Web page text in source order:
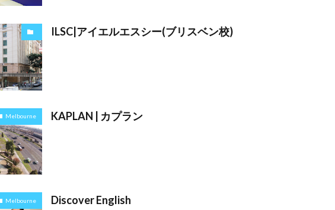
ILSC|アイエルエスシー(ブリスベン校)
Melbourne KAPLAN | カプラン
Melbourne Discover English